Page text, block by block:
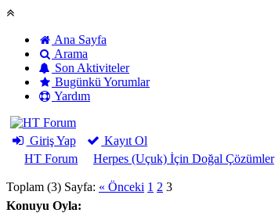
Ana Sayfa
Arama
Son Aktiviteler
Bugünkü Yorumlar
Yardım
Giriş Yap
Kayıt Ol
HT Forum
Herpes (Uçuk) İçin Doğal Çözümler
Toplam (3) Sayfa: « Önceki 1 2 3
Konuyu Oyla: